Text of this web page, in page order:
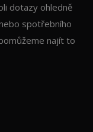
dotazy ohledně
spotřebního
najít to